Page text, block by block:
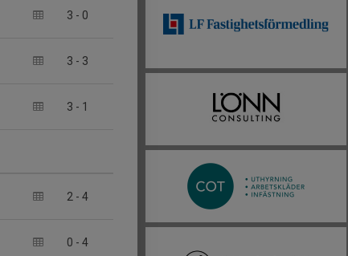
3 - 0
3 - 3
3 - 1
2 - 4
0 - 4